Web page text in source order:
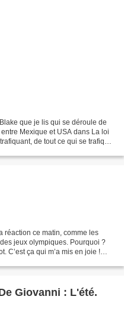
que je lis qui se déroule de
Mexique et USA dans La loi
de tout ce qui se trafique,
réaction ce matin, comme les
jeux olympiques. Pourquoi ?
C’est ça qui m’a mis en joie !
Giovanni : L'été.